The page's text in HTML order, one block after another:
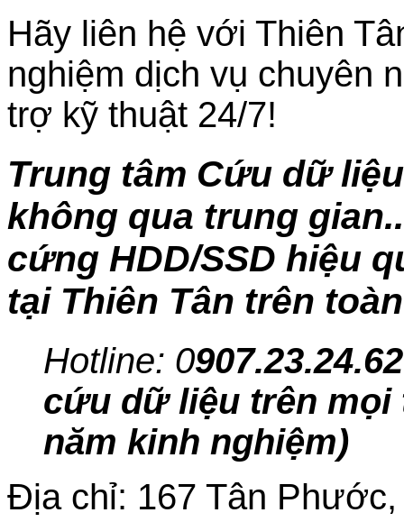
Hãy liên hệ với Thiên
nghiệm dịch vụ chuyên
trợ kỹ thuật 24/7!
Trung tâm Cứu dữ
không qua trung
cứng HDD/SSD hiệu
tại Thiên Tân trên
Hotline: 0
cứu dữ liệu trên
năm kinh nghiệm)
Địa chỉ: 167 Tân